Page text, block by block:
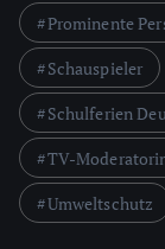
Prominente
Schauspieler
Schulferien
TV-
Umweltschutz